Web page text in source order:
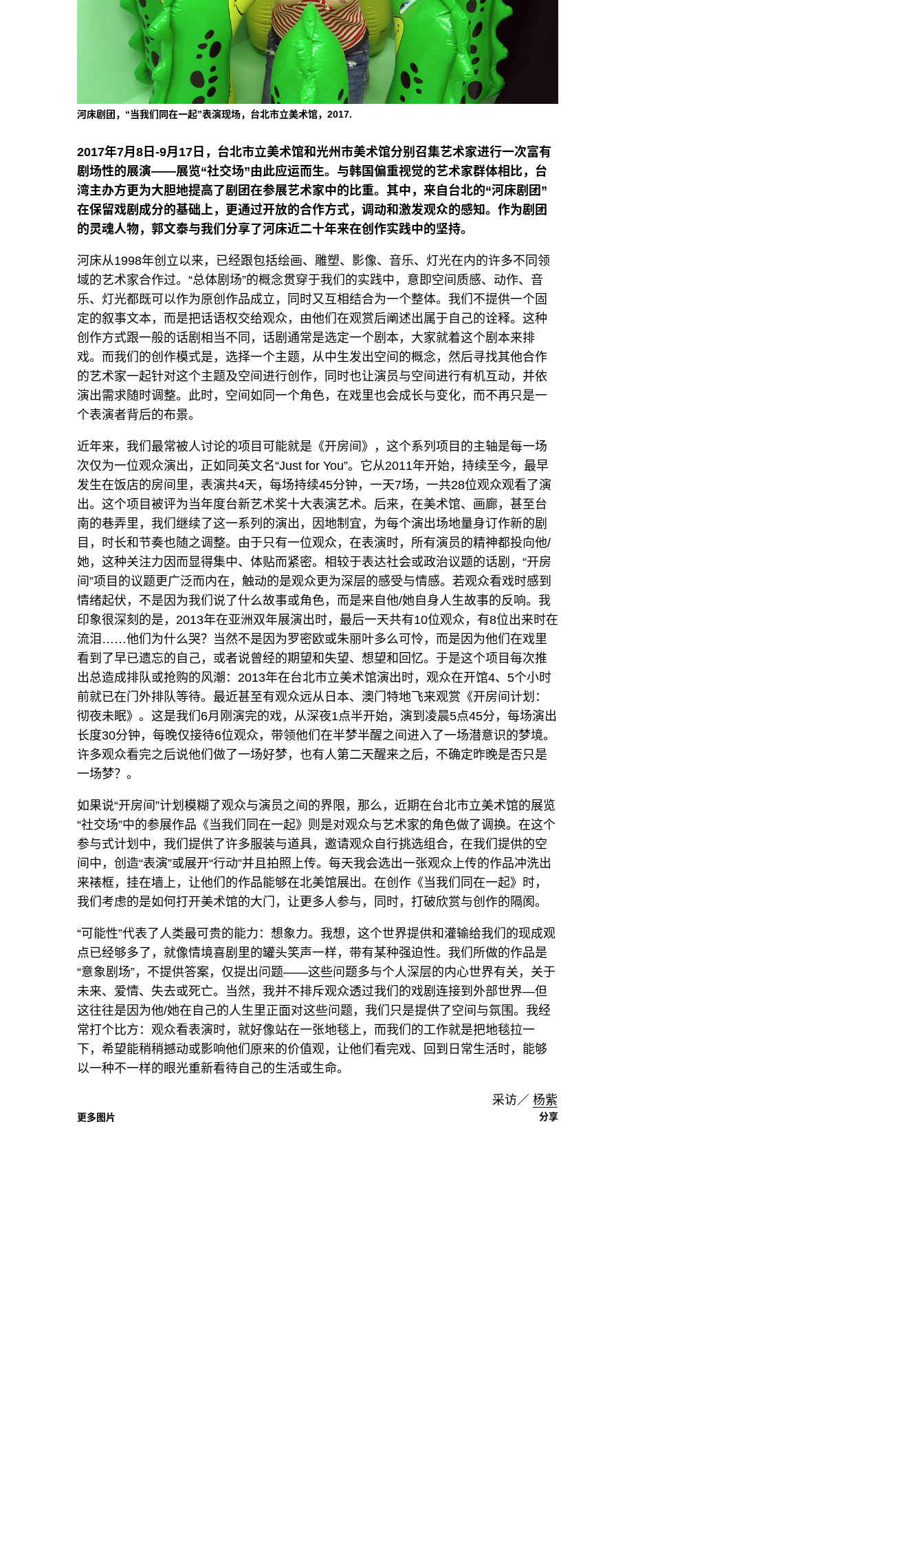
河床剧团，“当我们同在一起”表演现场，台北市立美术馆，2017.
2017年7月8日-9月17日，台北市立美术馆和光州市美术馆分别召集艺术家进行一次富有
剧场性的展演——展览“社交场”由此应运而生。与韩国偏重视觉的艺术家群体相比，台
湾主办方更为大胆地提高了剧团在参展艺术家中的比重。其中，来自台北的“河床剧团”
在保留戏剧成分的基础上，更通过开放的合作方式，调动和激发观众的感知。作为剧团
的灵魂人物，郭文泰与我们分享了河床近二十年来在创作实践中的坚持。
河床从1998年创立以来，已经跟包括绘画、雕塑、影像、音乐、灯光在内的许多不同领
域的艺术家合作过。“总体剧场”的概念贯穿于我们的实践中，意即空间质感、动作、音
乐、灯光都既可以作为原创作品成立，同时又互相结合为一个整体。我们不提供一个固
定的叙事文本，而是把话语权交给观众，由他们在观赏后阐述出属于自己的诠释。这种
创作方式跟一般的话剧相当不同，话剧通常是选定一个剧本，大家就着这个剧本来排
戏。而我们的创作模式是，选择一个主题，从中生发出空间的概念，然后寻找其他合作
的艺术家一起针对这个主题及空间进行创作，同时也让演员与空间进行有机互动，并依
演出需求随时调整。此时，空间如同一个角色，在戏里也会成长与变化，而不再只是一
个表演者背后的布景。
近年来，我们最常被人讨论的项目可能就是《开房间》，这个系列项目的主轴是每一场
次仅为一位观众演出，正如同英文名“Just for You”。它从2011年开始，持续至今，最早
发生在饭店的房间里，表演共4天，每场持续45分钟，一天7场，一共28位观众观看了演
出。这个项目被评为当年度台新艺术奖十大表演艺术。后来，在美术馆、画廊，甚至台
南的巷弄里，我们继续了这一系列的演出，因地制宜，为每个演出场地量身订作新的剧
目，时长和节奏也随之调整。由于只有一位观众，在表演时，所有演员的精神都投向他/
她，这种关注力因而显得集中、体贴而紧密。相较于表达社会或政治议题的话剧，“开房
间”项目的议题更广泛而内在，触动的是观众更为深层的感受与情感。若观众看戏时感到
情绪起伏，不是因为我们说了什么故事或角色，而是来自他/她自身人生故事的反响。我
印象很深刻的是，2013年在亚洲双年展演出时，最后一天共有10位观众，有8位出来时在
流泪……他们为什么哭？当然不是因为罗密欧或朱丽叶多么可怜，而是因为他们在戏里
看到了早已遗忘的自己，或者说曾经的期望和失望、想望和回忆。于是这个项目每次推
出总造成排队或抢购的风潮：2013年在台北市立美术馆演出时，观众在开馆4、5个小时
前就已在门外排队等待。最近甚至有观众远从日本、澳门特地飞来观赏《开房间计划：
彻夜未眠》。这是我们6月刚演完的戏，从深夜1点半开始，演到凌晨5点45分，每场演出
长度30分钟，每晚仅接待6位观众，带领他们在半梦半醒之间进入了一场潜意识的梦境。
许多观众看完之后说他们做了一场好梦，也有人第二天醒来之后，不确定昨晚是否只是
一场梦？。
如果说“开房间”计划模糊了观众与演员之间的界限，那么，近期在台北市立美术馆的展览
“社交场”中的参展作品《当我们同在一起》则是对观众与艺术家的角色做了调换。在这个
参与式计划中，我们提供了许多服装与道具，邀请观众自行挑选组合，在我们提供的空
间中，创造“表演”或展开“行动”并且拍照上传。每天我会选出一张观众上传的作品冲洗出
来裱框，挂在墙上，让他们的作品能够在北美馆展出。在创作《当我们同在一起》时，
我们考虑的是如何打开美术馆的大门，让更多人参与，同时，打破欣赏与创作的隔阂。
“可能性”代表了人类最可贵的能力：想象力。我想，这个世界提供和灌输给我们的现成观
点已经够多了，就像情境喜剧里的罐头笑声一样，带有某种强迫性。我们所做的作品是
“意象剧场”，不提供答案，仅提出问题——这些问题多与个人深层的内心世界有关，关于
未来、爱情、失去或死亡。当然，我并不排斥观众透过我们的戏剧连接到外部世界—但
这往往是因为他/她在自己的人生里正面对这些问题，我们只是提供了空间与氛围。我经
常打个比方：观众看表演时，就好像站在一张地毯上，而我们的工作就是把地毯拉一
下，希望能稍稍撼动或影响他们原来的价值观，让他们看完戏、回到日常生活时，能够
以一种不一样的眼光重新看待自己的生活或生命。
采访／ 杨紫
更多图片 分享